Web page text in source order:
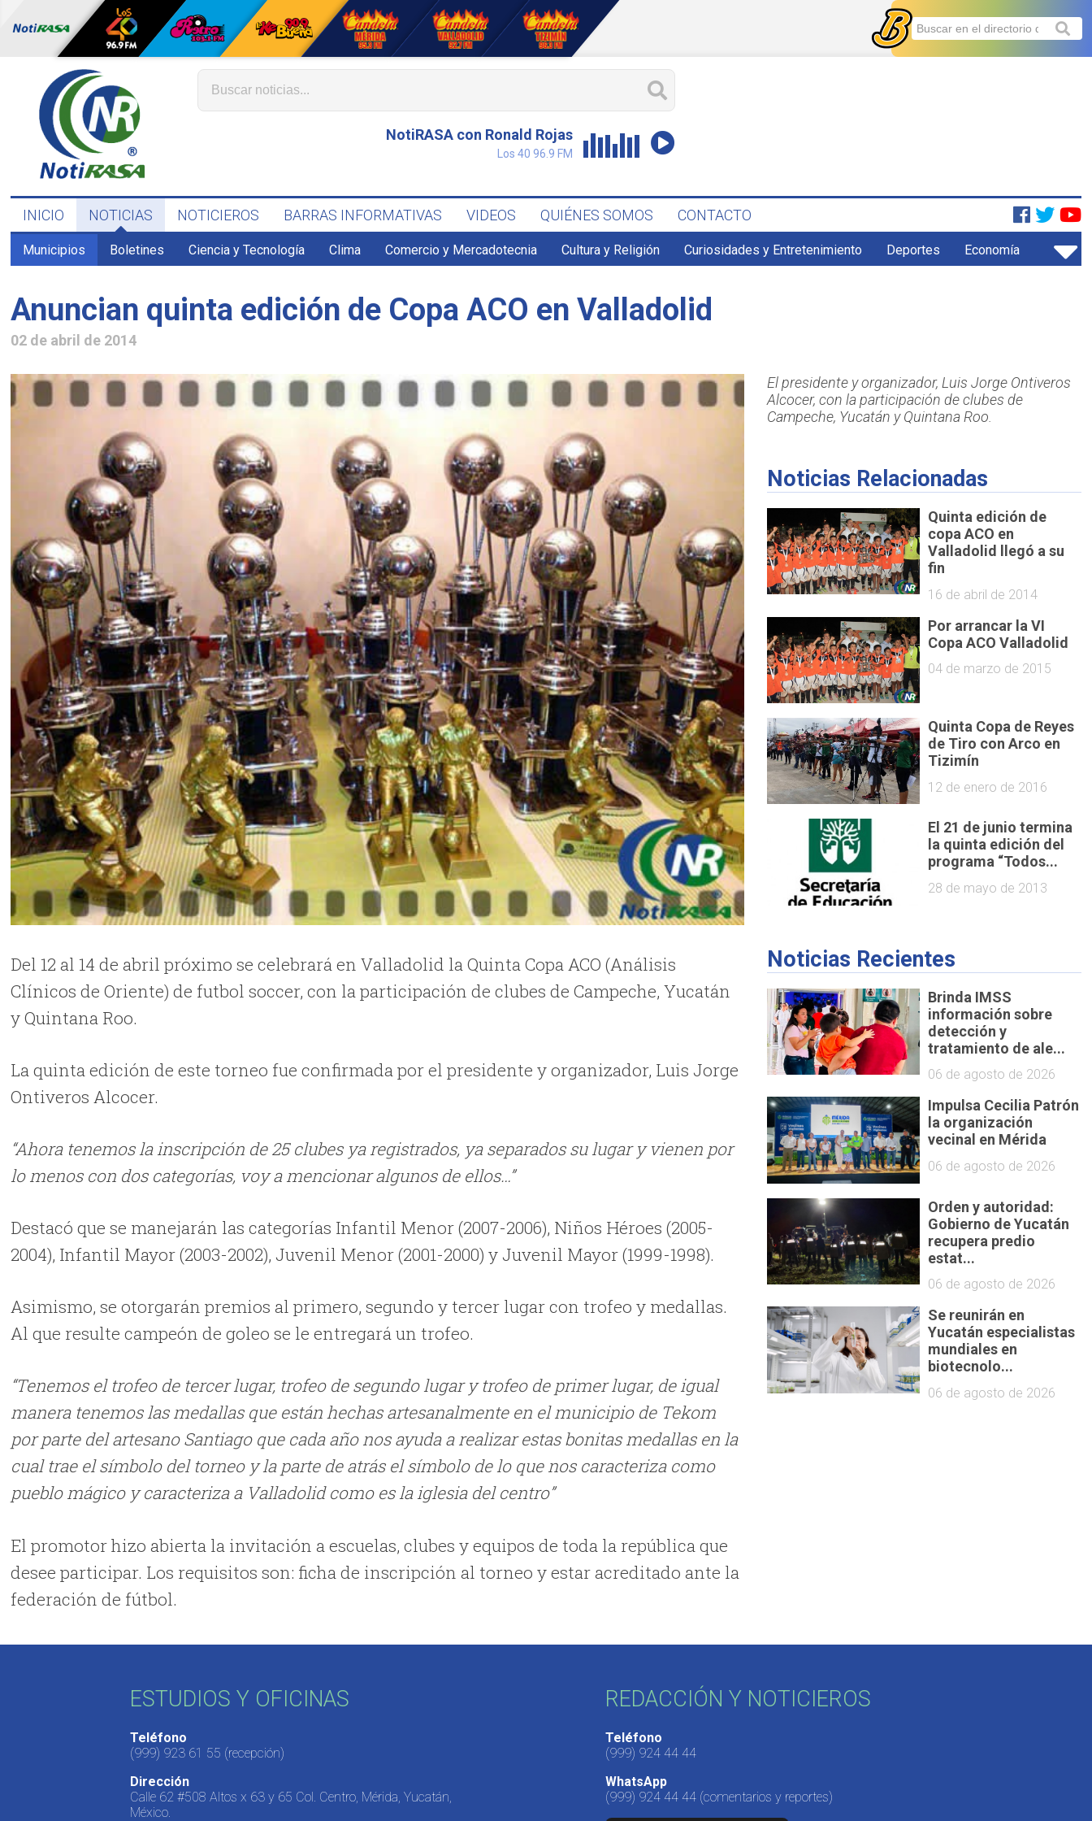
NotiRASA con Ronald Rojas
Los 40 96.9 FM
INICIO NOTICIAS NOTICIEROS BARRAS INFORMATIVAS VIDEOS QUIÉNES SOMOS CONTACTO
Municipios Boletines Ciencia y Tecnología Clima Comercio y Mercadotecnia Cultura y Religión Curiosidades y Entretenimiento Deportes Economía
Anuncian quinta edición de Copa ACO en Valladolid
02 de abril de 2014
Del 12 al 14 de abril próximo se celebrará en Valladolid la Quinta Copa ACO (Análisis
Clínicos de Oriente) de futbol soccer, con la participación de clubes de Campeche, Yucatán
y Quintana Roo.
La quinta edición de este torneo fue confirmada por el presidente y organizador, Luis Jorge
Ontiveros Alcocer.
“Ahora tenemos la inscripción de 25 clubes ya registrados, ya separados su lugar y vienen por
lo menos con dos categorías, voy a mencionar algunos de ellos…”
Destacó que se manejarán las categorías Infantil Menor (2007-2006), Niños Héroes (2005-
2004), Infantil Mayor (2003-2002), Juvenil Menor (2001-2000) y Juvenil Mayor (1999-1998).
Asimismo, se otorgarán premios al primero, segundo y tercer lugar con trofeo y medallas.
Al que resulte campeón de goleo se le entregará un trofeo.
“Tenemos el trofeo de tercer lugar, trofeo de segundo lugar y trofeo de primer lugar, de igual
manera tenemos las medallas que están hechas artesanalmente en el municipio de Tekom
por parte del artesano Santiago que cada año nos ayuda a realizar estas bonitas medallas en la
cual trae el símbolo del torneo y la parte de atrás el símbolo de lo que nos caracteriza como
pueblo mágico y caracteriza a Valladolid como es la iglesia del centro”
El promotor hizo abierta la invitación a escuelas, clubes y equipos de toda la república que
desee participar. Los requisitos son: ficha de inscripción al torneo y estar acreditado ante la
federación de fútbol.
El presidente y organizador, Luis Jorge Ontiveros
Alcocer, con la participación de clubes de
Campeche, Yucatán y Quintana Roo.
Noticias Relacionadas
Quinta edición de
copa ACO en
Valladolid llegó a su
fin
16 de abril de 2014
Por arrancar la VI
Copa ACO Valladolid
04 de marzo de 2015
Quinta Copa de Reyes
de Tiro con Arco en
Tizimín
12 de enero de 2016
El 21 de junio termina
la quinta edición del
programa “Todos...
28 de mayo de 2013
Noticias Recientes
Brinda IMSS
información sobre
detección y
tratamiento de ale...
06 de agosto de 2026
Impulsa Cecilia Patrón
la organización
vecinal en Mérida
06 de agosto de 2026
Orden y autoridad:
Gobierno de Yucatán
recupera predio
estat...
06 de agosto de 2026
Se reunirán en
Yucatán especialistas
mundiales en
biotecnolo...
06 de agosto de 2026
ESTUDIOS Y OFICINAS
Teléfono
(999) 923 61 55 (recepción)
Dirección
Calle 62 #508 Altos x 63 y 65 Col. Centro, Mérida, Yucatán,
México.
REDACCIÓN Y NOTICIEROS
Teléfono
(999) 924 44 44
WhatsApp
(999) 924 44 44 (comentarios y reportes)